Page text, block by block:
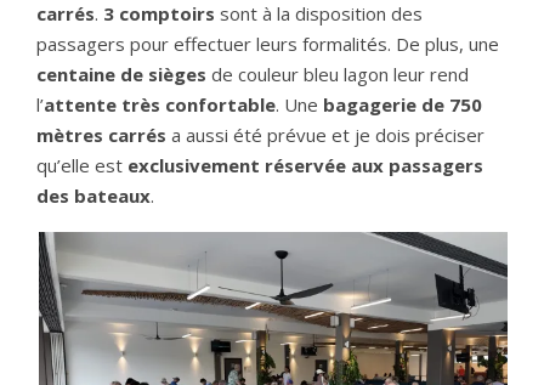
carrés. 3 comptoirs sont à la disposition des
passagers pour effectuer leurs formalités. De plus, une
centaine de sièges de couleur bleu lagon leur rend
l’attente très confortable. Une bagagerie de 750
mètres carrés a aussi été prévue et je dois préciser
qu’elle est exclusivement réservée aux passagers
des bateaux.